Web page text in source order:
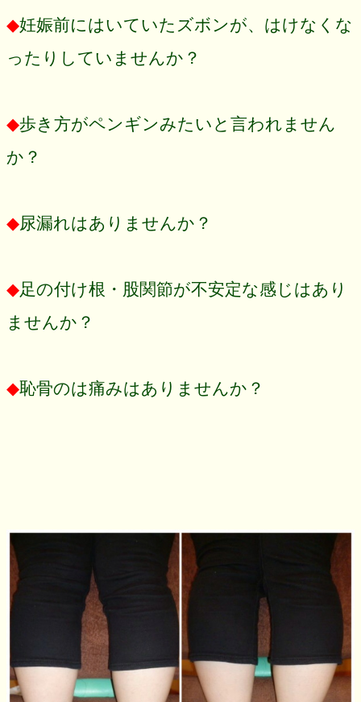
◆妊娠前にはいていたズボンが、はけなくな
ったりしていませんか？
◆歩き方がペンギンみたいと言われません
か？
◆尿漏れはありませんか？
◆足の付け根・股関節が不安定な感じはあり
ませんか？
◆恥骨のは痛みはありませんか？